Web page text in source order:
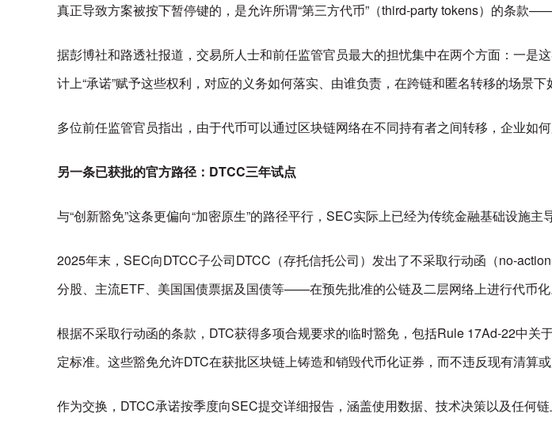
真正导致方案被按下暂停键的，是允许所谓“第三方代币”（third-party tokens）的条款
据彭博社和路透社报道，交易所人士和前任监管官员最大的担忧集中在两个方面：一
计上“承诺”赋予这些权利，对应的义务如何落实、由谁负责，在跨链和匿名转移的场景下
多位前任监管官员指出，由于代币可以通过区块链网络在不同持有者之间转移，企业如
另一条已获批的官方路径：DTCC三年试点
与“创新豁免”这条更偏向“加密原生”的路径平行，SEC实际上已经为传统金融基础设施主
2025年末，SEC向DTCC子公司DTCC（存托信托公司）发出了不采取行动函（no-
分股、主流ETF、美国国债票据及国债等——在预先批准的公链及二层网络上进行代币化
根据不采取行动函的条款，DTC获得多项合规要求的临时豁免，包括Rule 17Ad-22中
定标准。这些豁免允许DTC在获批区块链上铸造和销毁代币化证券，而不违反现有清算或
作为交换，DTCC承诺按季度向SEC提交详细报告，涵盖使用数据、技术决策以及任何